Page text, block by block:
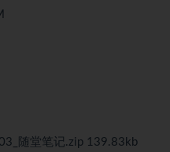
随堂笔记.zip 139.83kb